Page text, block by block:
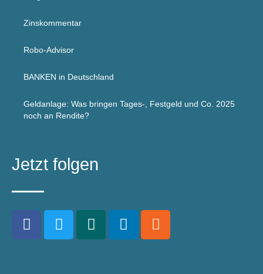
Zinskommentar
Robo-Advisor
BANKEN in Deutschland
Geldanlage: Was bringen Tages-, Festgeld und Co. 2025
noch an Rendite?
Jetzt folgen